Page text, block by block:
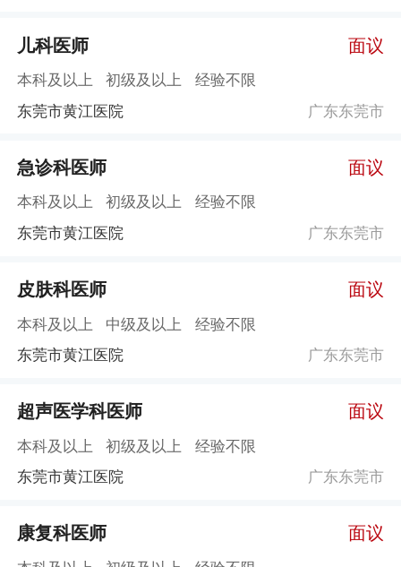
儿科医师 面议
本科及以上 初级及以上
经验不限
东莞市黄江医院
广东东莞市
急诊科医师 面议
本科及以上 初级及以上
经验不限
东莞市黄江医院
广东东莞市
皮肤科医师 面议
本科及以上 中级及以上
经验不限
东莞市黄江医院
广东东莞市
超声医学科医师 面议
本科及以上 初级及以上
经验不限
东莞市黄江医院
广东东莞市
康复科医师 面议